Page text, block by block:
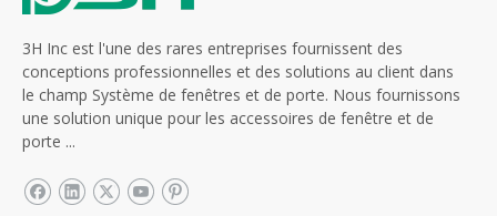
3H Inc est l'une des rares entreprises fournissent des
conceptions professionnelles et des solutions au client dans
le champ Système de fenêtres et de porte. Nous fournissons
une solution unique pour les accessoires de fenêtre et de
porte ...